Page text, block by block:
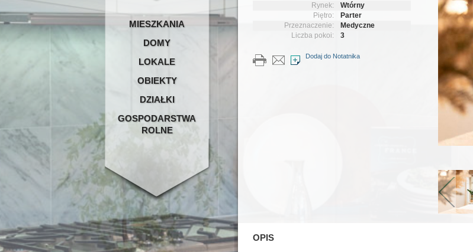
MIESZKANIA
DOMY
LOKALE
OBIEKTY
DZIAŁKI
GOSPODARSTWA
ROLNE
Rynek:
Wtórny
Piętro:
Parter
Przeznaczenie:
Medyczne
Liczba pokoi:
3
Dodaj do Notatnika
OPIS